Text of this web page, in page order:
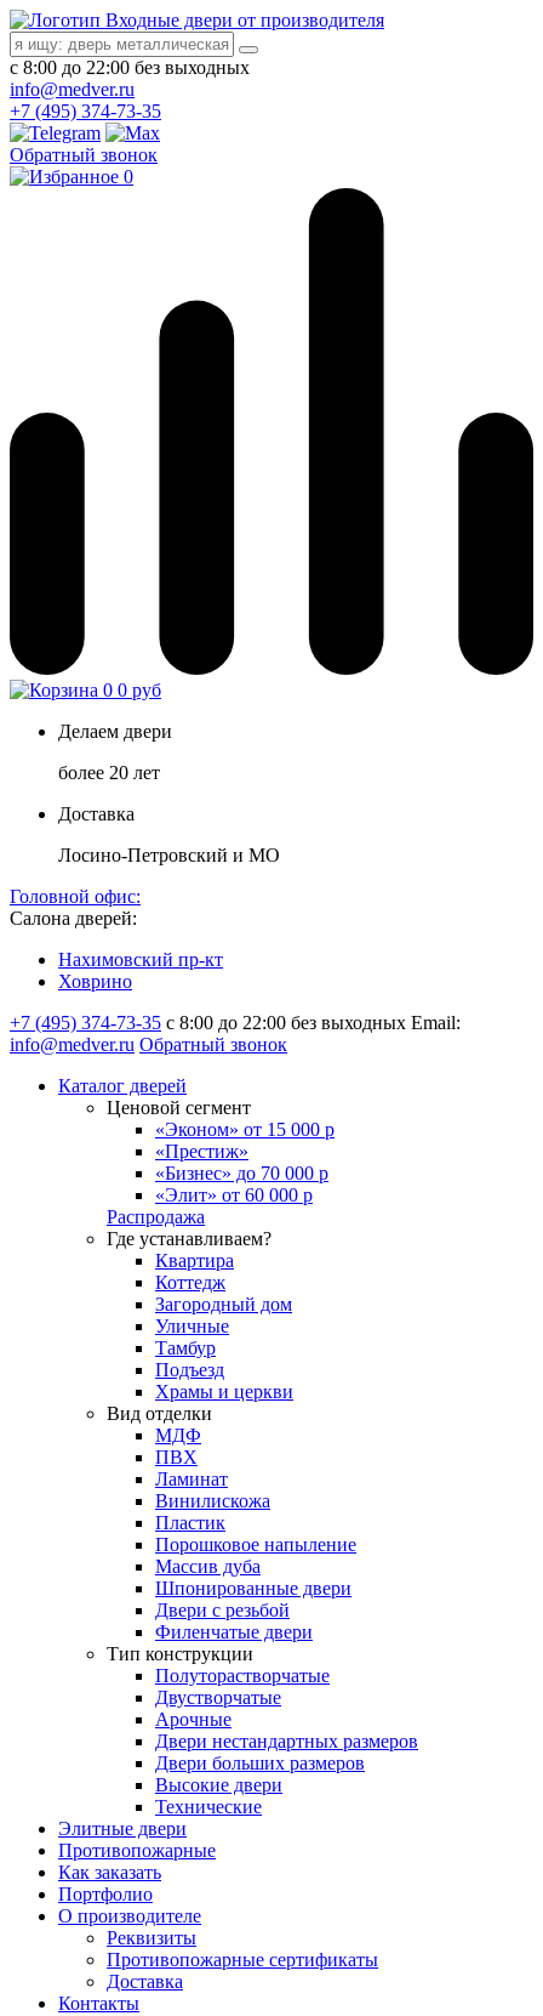
Входные двери от производителя
с 8:00 до 22:00 без выходных
info@medver.ru
+7 (495) 374-73-35
Обратный звонок
0
0 0 руб
Делаем двери
более 20 лет
Доставка
Лосино-Петровский и МО
Головной офис:
Салона дверей:
Нахимовский пр-кт
Ховрино
+7 (495) 374-73-35 с 8:00 до 22:00 без выходных Email:
info@medver.ru Обратный звонок
Каталог дверей
Ценовой сегмент
«Эконом» от 15 000 р
«Престиж»
«Бизнес» до 70 000 р
«Элит» от 60 000 р
Распродажа
Где устанавливаем?
Квартира
Коттедж
Загородный дом
Уличные
Тамбур
Подъезд
Храмы и церкви
Вид отделки
МДФ
ПВХ
Ламинат
Винилискожа
Пластик
Порошковое напыление
Массив дуба
Шпонированные двери
Двери с резьбой
Филенчатые двери
Тип конструкции
Полуторастворчатые
Двустворчатые
Арочные
Двери нестандартных размеров
Двери больших размеров
Высокие двери
Технические
Элитные двери
Противопожарные
Как заказать
Портфолио
О производителе
Реквизиты
Противопожарные сертификаты
Доставка
Контакты